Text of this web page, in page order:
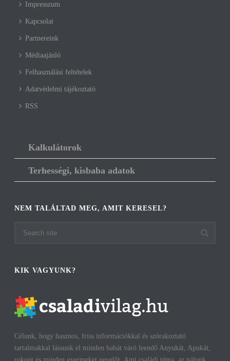
Impresszum
Kapcsolat
Partnereink
Médiaajánló
Felhasználási feltételek
Adatvédelmi tájékoztató
RSS
Kalkulátorok
Terhességi, kisbaba adatok
NEM TALÁLTAD MEG, AMIT KERESEL?
KIK VAGYUNK?
Célunk, hogy hasznos, friss információkkal és szórakoztató
tartalmakkal lássunk el minden babát váró leendő Anyukát, Apukát,